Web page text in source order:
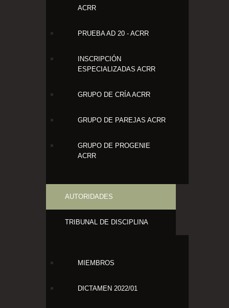
ACRR
PRUEBA AD 20 - ACRR
INSCRIPCIÓN
ESPECIALIZADAS ACRR
GRUPO DE CRÍA ACRR
GRUPO DE PAREJAS ACRR
GRUPO DE PROGENIE
ACRR
AUTORIDADES
TRIBUNAL DE DISCIPLINA
MIEMBROS
DICTAMEN 2022/01